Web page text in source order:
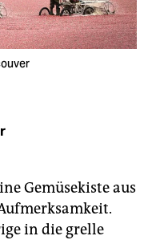
Gemüsekiste aus
in die grelle